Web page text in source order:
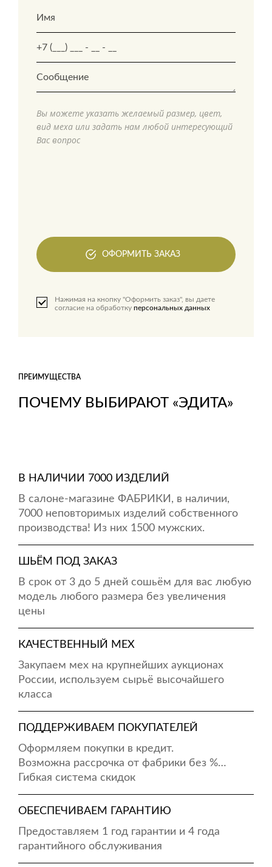
Вы можете указать желаемый размер, цвет,
вид меха или задать нам любой интересующий
Вас вопрос
ОФОРМИТЬ ЗАКАЗ
Нажимая на кнопку "Оформить заказ", вы даете
согласие на обработку персональных данных
ПОЧЕМУ ВЫБИРАЮТ «ЭДИТА»
ПРЕИМУЩЕСТВА
В НАЛИЧИИ 7000 ИЗДЕЛИЙ
В салоне-магазине ФАБРИКИ, в наличии,
7000 неповторимых изделий собственного
производства! Из них 1500 мужских.
ШЬЁМ ПОД ЗАКАЗ
В срок от 3 до 5 дней сошьём для вас любую
модель любого размера без увеличения
цены
КАЧЕСТВЕННЫЙ МЕХ
Закупаем мех на крупнейших аукционах
России, используем сырьё высочайшего
класса
ПОДДЕРЖИВАЕМ ПОКУПАТЕЛЕЙ
Оформляем покупки в кредит.
Возможна рассрочка от фабрики без %…
Гибкая система скидок
ОБЕСПЕЧИВАЕМ ГАРАНТИЮ
Предоставляем 1 год гарантии и 4 года
гарантийного обслуживания